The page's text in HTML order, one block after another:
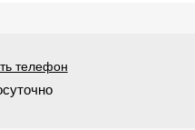
телефон